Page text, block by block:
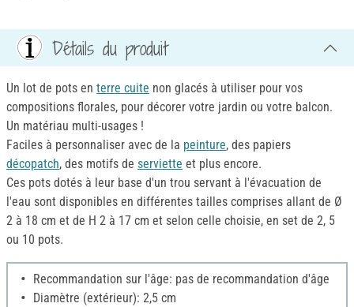
Détails du produit
Un lot de pots en terre cuite non glacés à utiliser pour vos
compositions florales, pour décorer votre jardin ou votre balcon.
Un matériau multi-usages !
Faciles à personnaliser avec de la peinture, des papiers
décopatch, des motifs de serviette et plus encore.
Ces pots dotés à leur base d'un trou servant à l'évacuation de
l'eau sont disponibles en différentes tailles comprises allant de Ø
2 à 18 cm et de H 2 à 17 cm et selon celle choisie, en set de 2, 5
ou 10 pots.
Recommandation sur l'âge: pas de recommandation d'âge
Diamètre (extérieur): 2,5 cm